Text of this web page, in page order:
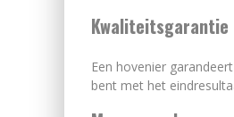
Kwaliteitsgarantie
Een hovenier
bent met het